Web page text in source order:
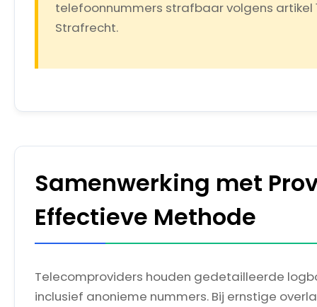
telefoonnummers strafbaar volgens artikel
Strafrecht.
Samenwerking met
Effectieve Methode
Telecomproviders houden gedetailleerde
inclusief anonieme nummers. Bij ernstige